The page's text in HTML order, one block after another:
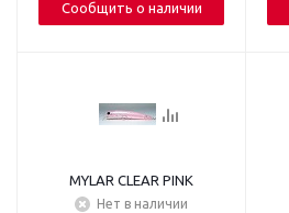
Сообщить о наличии
MYLAR CLEAR PINK
Нет в наличии